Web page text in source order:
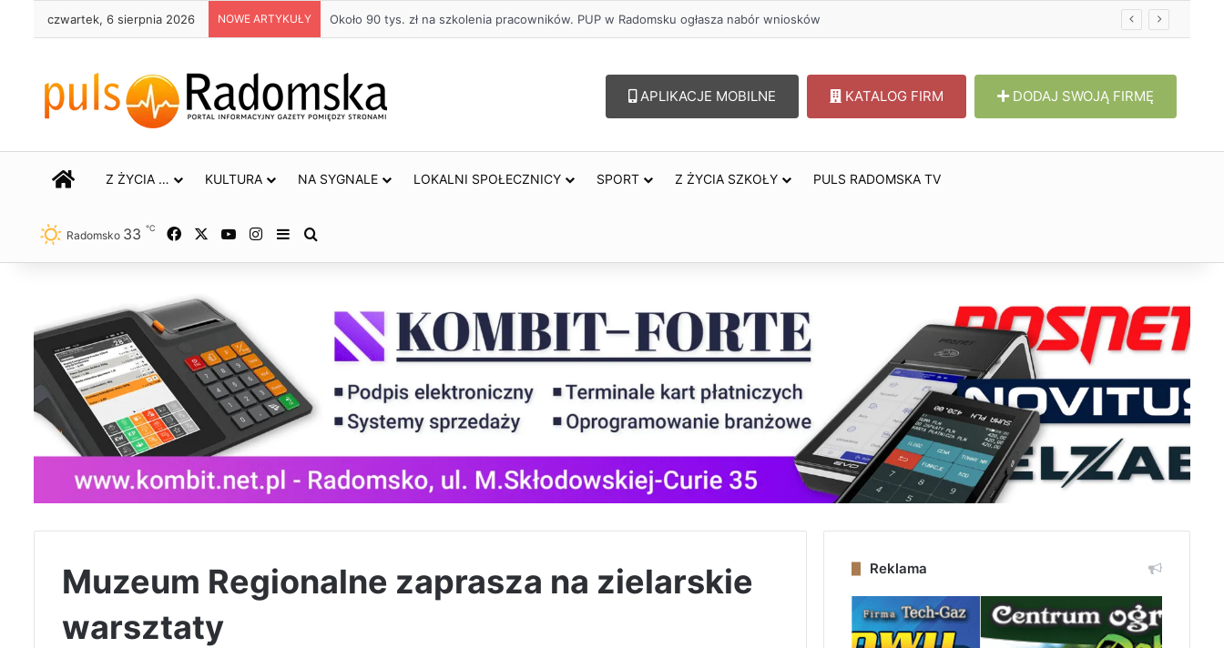
czwartek, 6 sierpnia 2026 NOWE ARTYKUŁY Życie bez alkoholu – lepszy wybór. Radomsko włącza się w Miesiąc Trzeźwości
APLIKACJE MOBILNE KATALOG FIRM DODAJ SWOJĄ FIRMĘ
STRONA GŁÓWNA
Z ŻYCIA … KULTURA NA SYGNALE LOKALNI SPOŁECZNICY SPORT Z ŻYCIA SZKOŁY PULS RADOMSKA TV
Radomsko 33 ℃ Facebook YouTubeInstagram
Sidebar
Muzeum Regionalne zaprasza na zielarskie
warsztaty
Reklama